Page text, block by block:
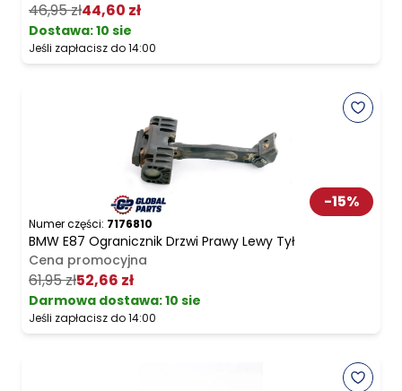
46,95 zł44,60 zł
Dostawa:10 sie
Jeśli zapłacisz do 14:00
-15%
Numer części: 7176810
BMW E87 Ogranicznik Drzwi Prawy Lewy Tył
Cena promocyjna
61,95 zł52,66 zł
Darmowa dostawa:10 sie
Jeśli zapłacisz do 14:00